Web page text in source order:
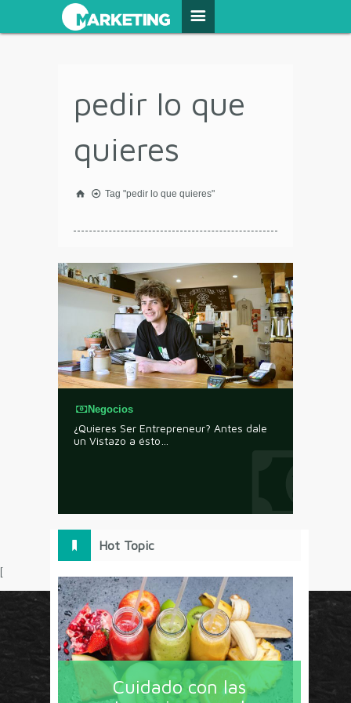
pedir lo que
quieres
Tag "pedir lo que quieres"
Negocios
¿Quieres Ser Entrepreneur? Antes dale
un Vistazo a ésto…
Hot Topic
Cuidado con las
[
Circulo Marketing concentra lo último en estrategias,
herramientas y tendencias con un enfoque en México
y América Latina. La revista contiene lo imprescindible